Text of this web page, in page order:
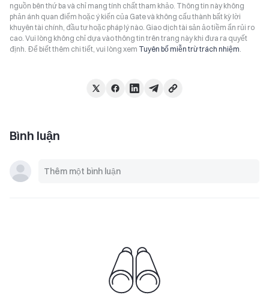
nguồn bên thứ ba và chỉ mang tính chất tham khảo. Thông tin này không
phản ánh quan điểm hoặc ý kiến của Gate và không cấu thành bất kỳ lời
khuyên tài chính, đầu tư hoặc pháp lý nào. Giao dịch tài sản ảo tiềm ẩn rủi ro
cao. Vui lòng không chỉ dựa vào thông tin trên trang này khi đưa ra quyết
định. Để biết thêm chi tiết, vui lòng xem Tuyên bố miễn trừ trách nhiệm.
Bình luận